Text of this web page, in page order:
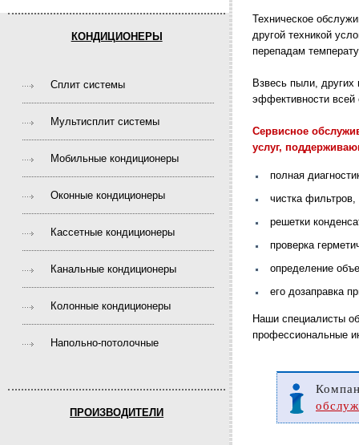
КОНДИЦИОНЕРЫ
Cплит системы
Мультисплит системы
Мобильные кондиционеры
Оконные кондиционеры
Кассетные кондиционеры
Канальные кондиционеры
Колонные кондиционеры
Напольно-потолочные
ПРОИЗВОДИТЕЛИ
Техническое
другой техникой
перепадам
Взвесь пыли,
эффективности всей
Сервисное
услуг,
полная
чистка фильтров,
решетки
проверка
определение
его дозаправка
Наши специалисты
профессиональные